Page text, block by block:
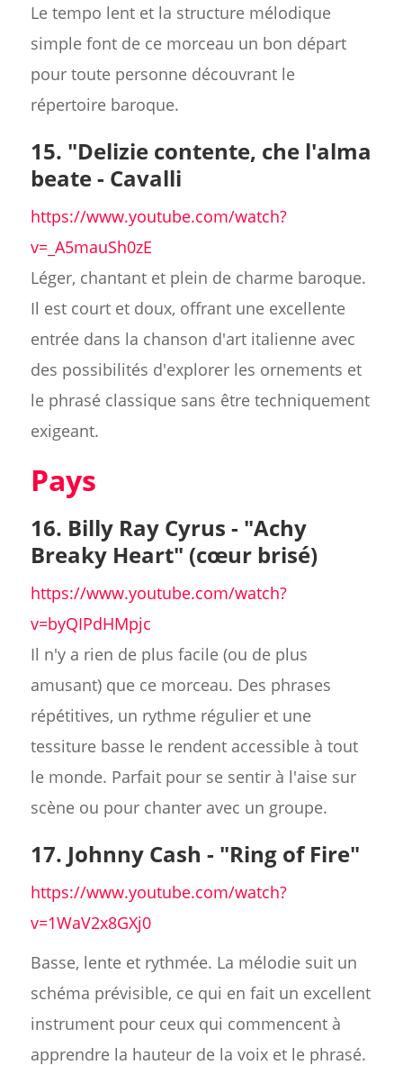
Le tempo lent et la structure mélodique
simple font de ce morceau un bon départ
pour toute personne découvrant le
répertoire baroque.
15. "Delizie contente, che l'alma
beate - Cavalli
https://www.youtube.com/watch?
v=_A5mauSh0zE
Léger, chantant et plein de charme baroque.
Il est court et doux, offrant une excellente
entrée dans la chanson d'art italienne avec
des possibilités d'explorer les ornements et
le phrasé classique sans être techniquement
exigeant.
Pays
16. Billy Ray Cyrus - "Achy
Breaky Heart" (cœur brisé)
https://www.youtube.com/watch?
v=byQIPdHMpjc
Il n'y a rien de plus facile (ou de plus
amusant) que ce morceau. Des phrases
répétitives, un rythme régulier et une
tessiture basse le rendent accessible à tout
le monde. Parfait pour se sentir à l'aise sur
scène ou pour chanter avec un groupe.
17. Johnny Cash - "Ring of Fire"
https://www.youtube.com/watch?
v=1WaV2x8GXj0
Basse, lente et rythmée. La mélodie suit un
schéma prévisible, ce qui en fait un excellent
instrument pour ceux qui commencent à
apprendre la hauteur de la voix et le phrasé.